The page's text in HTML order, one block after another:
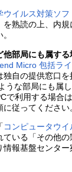
ウイルス対策ソフ
を熟読の上、内
部局にも属する
Micro 包括ラ
独自の提供窓口を
うな部局にも属
で利用する場合
に従ってください
コンピュータウ
ている「その他
情報基盤センタ